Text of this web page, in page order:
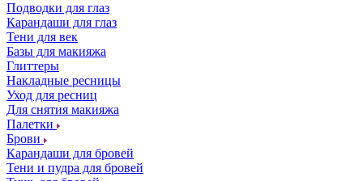
Подводки для глаз
Карандаши для глаз
Тени для век
Базы для макияжа
Глиттеры
Накладные ресницы
Уход для ресниц
Для снятия макияжа
Палетки
Брови
Карандаши для бровей
Тени и пудра для бровей